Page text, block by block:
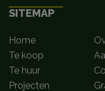
SITEMAP
Home
Te koop
Te huur
Projecten